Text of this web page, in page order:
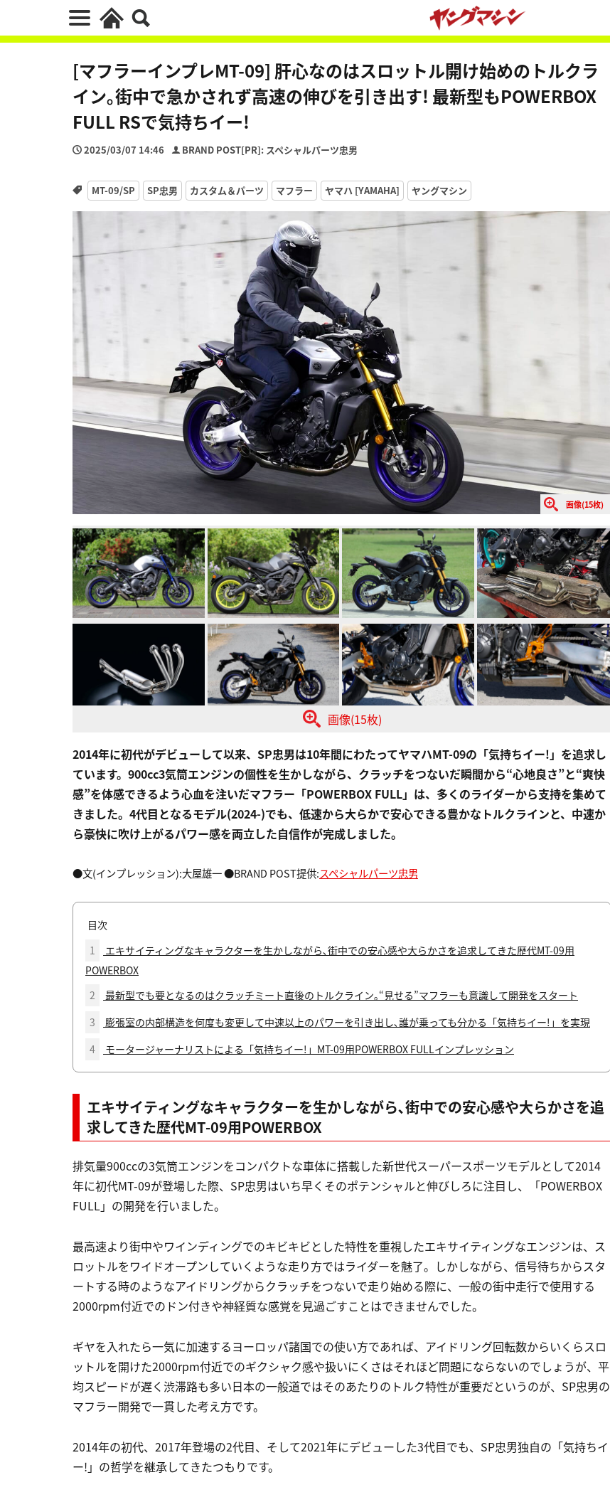
[マフラーインプレMT-09] 肝心なのはスロットル開け始めのトルクラ
イン｡街中で急かされず高速の伸びを引き出す! 最新型もPOWERBOX
FULL RSで気持ちイー!
2025/03/07 14:46 BRAND POST[PR]: スペシャルパーツ忠男
MT-09/SP SP忠男 カスタム＆パーツ マフラー ヤマハ [YAMAHA] ヤングマシン
画像(15枚)
画像(15枚)
2014年に初代がデビューして以来、SP忠男は10年間にわたってヤマハMT-09の「気持ちイー!」を追求し
ています。900cc3気筒エンジンの個性を生かしながら、クラッチをつないだ瞬間から“心地良さ”と“爽快
感”を体感できるよう心血を注いだマフラー「POWERBOX FULL」は、多くのライダーから支持を集めて
きました。4代目となるモデル(2024-)でも、低速から大らかで安心できる豊かなトルクラインと、中速か
ら豪快に吹け上がるパワー感を両立した自信作が完成しました。
●文(インプレッション):大屋雄一 ●BRAND POST提供:スペシャルパーツ忠男
目次
1
エキサイティングなキャラクターを生かしながら､街中での安心感や大らかさを追求してきた歴代MT-09用
POWERBOX
2
最新型でも要となるのはクラッチミート直後のトルクライン｡“見せる”マフラーも意識して開発をスタート
3
膨張室の内部構造を何度も変更して中速以上のパワーを引き出し､誰が乗っても分かる「気持ちイー!」を実現
4
モータージャーナリストによる「気持ちイー!」MT-09用POWERBOX FULLインプレッション
エキサイティングなキャラクターを生かしながら､街中での安心感や大らかさを追
求してきた歴代MT-09用POWERBOX
排気量900ccの3気筒エンジンをコンパクトな車体に搭載した新世代スーパースポーツモデルとして2014
年に初代MT-09が登場した際、SP忠男はいち早くそのポテンシャルと伸びしろに注目し、「POWERBOX
FULL」の開発を行いました。
最高速より街中やワインディングでのキビキビとした特性を重視したエキサイティングなエンジンは、ス
ロットルをワイドオープンしていくような走り方ではライダーを魅了。しかしながら、信号待ちからスタ
ートする時のようなアイドリングからクラッチをつないで走り始める際に、一般の街中走行で使用する
2000rpm付近でのドン付きや神経質な感覚を見過ごすことはできませんでした。
ギヤを入れたら一気に加速するヨーロッパ諸国での使い方であれば、アイドリング回転数からいくらスロ
ットルを開けた2000rpm付近でのギクシャク感や扱いにくさはそれほど問題にならないのでしょうが、平
均スピードが遅く渋滞路も多い日本の一般道ではそのあたりのトルク特性が重要だというのが、SP忠男の
マフラー開発で一貫した考え方です。
2014年の初代、2017年登場の2代目、そして2021年にデビューした3代目でも、SP忠男独自の「気持ちイ
ー!」の哲学を継承してきたつもりです。